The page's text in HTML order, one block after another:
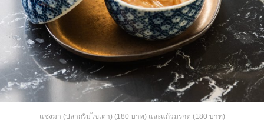
แชงมา (ปลากริมไข่เต่า) (180 บาท) และแก้วมรกต (180 บาท)